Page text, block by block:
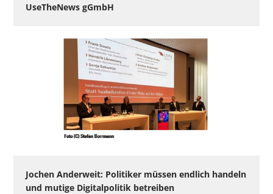
UseTheNews gGmbH
Jochen Anderweit: Politiker müssen endlich handeln
und mutige Digitalpolitik betreiben